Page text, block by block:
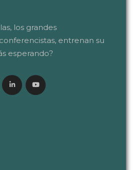
los grandes
entrenan su
esperando?